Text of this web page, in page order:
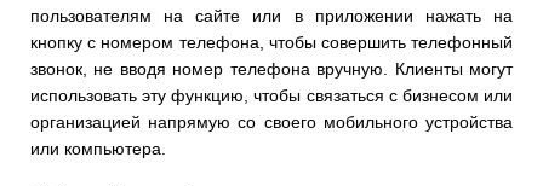
пользователям на сайте или в приложении нажать на
кнопку с номером телефона, чтобы совершить телефонный
звонок, не вводя номер телефона вручную. Клиенты могут
использовать эту функцию, чтобы связаться с бизнесом или
организацией напрямую со своего мобильного устройства
или компьютера.